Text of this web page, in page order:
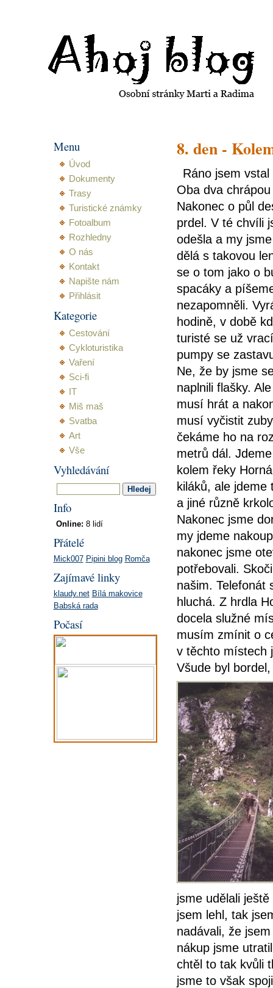
Ahoj blog Martiny a Radima
8. den -
Ráno jsem
Oba dva
Nakonec o půl
prdel. V té chvíli
odešla a my
dělá s takovou
se o tom jako o
spacáky a
nezapomněli.
hodině, v době
turisté se už
pumpy se
Ne, že by jsme
naplnili flašky.
musí hrát a
musí vyčistit
čekáme ho na
metrů dál.
kolem řeky
kiláků, ale
a jiné různě
Nakonec jsme
my jdeme
nakonec jsme
potřebovali.
našim. Telefonát
hluchá. Z hrdla
docela služné
musím zmínit o
v těchto místech
Všude byl
jsme udělali
jsem lehl, tak
nadávali, že
nákup jsme
chtěl to tak kvůli
jsme to však
Menu
Úvod
Dokumenty
Trasy
Turistické známky
Fotoalbum
Rozhledny
O nás
Kontakt
Napište nám
Přihlásit
Kategorie
Cestování
Cykloturistika
Vaření
Sci-fi
IT
Miš maš
Svatba
Art
Vše
Vyhledávání
Info
Online: 8 lidí
Přátelé
Mick007 Pipini blog Romča
Zajímavé linky
klaudy.net Bílá makovice
Babská rada
Počasí